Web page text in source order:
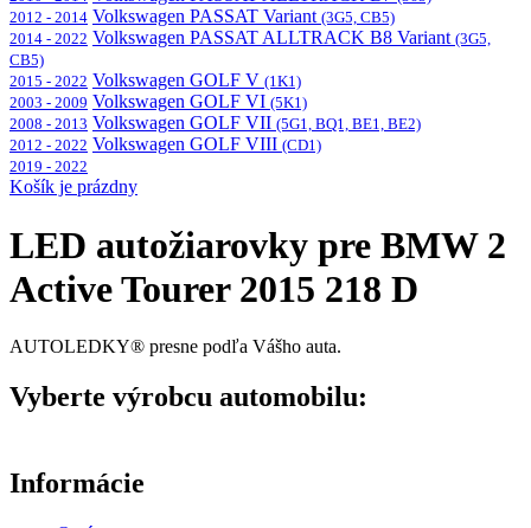
2012 - 2014 Volkswagen PASSAT Variant (3G5, CB5)
2014 - 2022 Volkswagen PASSAT ALLTRACK B8 Variant (3G5,
CB5)
2015 - 2022 Volkswagen GOLF V (1K1)
2003 - 2009 Volkswagen GOLF VI (5K1)
2008 - 2013 Volkswagen GOLF VII (5G1, BQ1, BE1, BE2)
2012 - 2022 Volkswagen GOLF VIII (CD1)
2019 - 2022
Košík je prázdny
LED autožiarovky pre BMW 2
Active Tourer 2015 218 D
AUTOLEDKY® presne podľa Vášho auta.
Vyberte výrobcu automobilu:
Informácie